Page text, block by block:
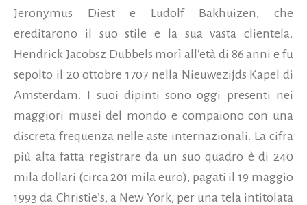
Jeronymus Diest e Ludolf Bakhuizen, che
ereditarono il suo stile e la sua vasta clientela.
Hendrick Jacobsz Dubbels morì all’età di 86 anni e fu
sepolto il 20 ottobre 1707 nella Nieuwezijds Kapel di
Amsterdam. I suoi dipinti sono oggi presenti nei
maggiori musei del mondo e compaiono con una
discreta frequenza nelle aste internazionali. La cifra
più alta fatta registrare da un suo quadro è di 240
mila dollari (circa 201 mila euro), pagati il 19 maggio
1993 da Christie’s, a New York, per una tela intitolata